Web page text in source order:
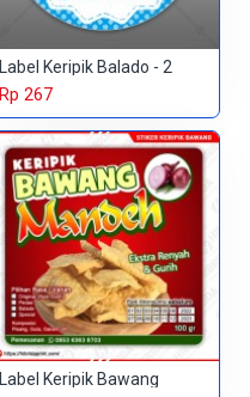
Label Keripik Balado - 2
Rp 267
Label Keripik Bawang